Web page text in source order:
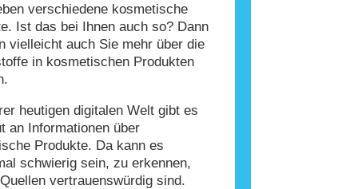
verschiedene kosmetische
Ist das bei Ihnen auch so? Dann
vielleicht auch Sie mehr über die
in kosmetischen Produkten
heutigen digitalen Welt gibt es
an Informationen über
Produkte. Da kann es
schwierig sein, zu erkennen,
vertrauenswürdig sind.